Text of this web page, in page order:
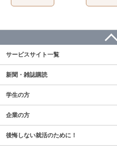
サービスサイト一覧
新聞・雑誌購読
学生の方
企業の方
後悔しない就活のために！